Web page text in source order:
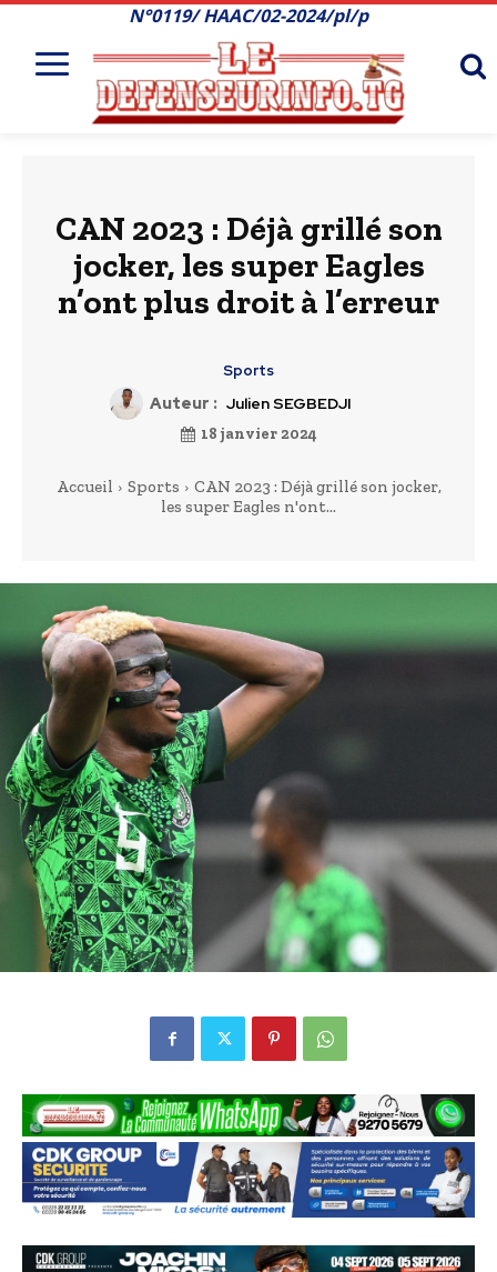
N°0119/ HAAC/02-2024/pl/p
CAN 2023 : Déjà grillé son
jocker, les super Eagles
n’ont plus droit à l’erreur
Sports
Auteur : Julien SEGBEDJI
18 janvier 2024
Accueil Sports
CAN 2023 : Déjà grillé son jocker,
les super Eagles n'ont...